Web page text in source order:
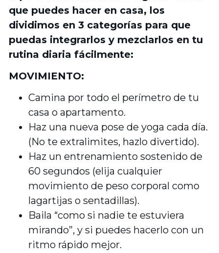
que puedes hacer en casa, los
dividimos en 3 categorías para que
puedas integrarlos y mezclarlos en tu
rutina diaria fácilmente:
MOVIMIENTO:
Camina por todo el perímetro de tu
casa o apartamento.
Haz una nueva pose de yoga cada día.
(No te extralimites, hazlo divertido).
Haz un entrenamiento sostenido de
60 segundos (elija cualquier
movimiento de peso corporal como
lagartijas o sentadillas).
Baila “como si nadie te estuviera
mirando”, y si puedes hacerlo con un
ritmo rápido mejor.